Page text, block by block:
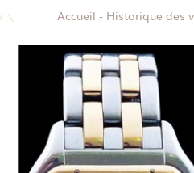
Accueil Historique des